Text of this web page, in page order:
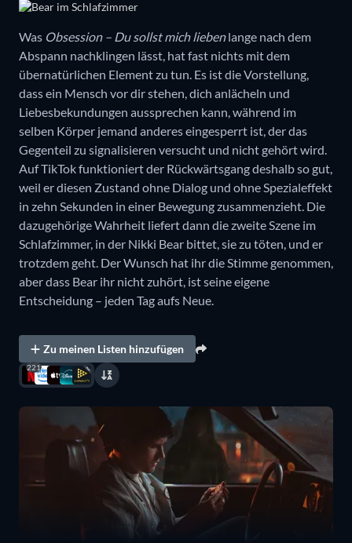
Was Obsession – Du sollst mich liebenlange nach dem
Abspann nachklingen lässt, hat fast nichts mit dem
übernatürlichen Element zu tun. Es ist die Vorstellung,
dass ein Mensch vor dir stehen, dich anlächeln und
Liebesbekundungen aussprechen kann, während im
selben Körper jemand anderes eingesperrt ist, der das
Gegenteil zu signalisieren versucht und nicht gehört wird.
Auf TikTok funktioniert der Rückwärtsgang deshalb so gut,
weil er diesen Zustand ohne Dialog und ohne Spezialeffekt
in zehn Sekunden in einer Bewegung zusammenzieht. Die
dazugehörige Wahrheit liefert dann die zweite Szene im
Schlafzimmer, in der Nikki Bear bittet, sie zu töten, und er
trotzdem geht. Der Wunsch hat ihr die Stimme genommen,
aber dass Bear ihr nicht zuhört, ist seine eigene
Entscheidung – jeden Tag aufs Neue.
Zu meinen Listen hinzufügen
221